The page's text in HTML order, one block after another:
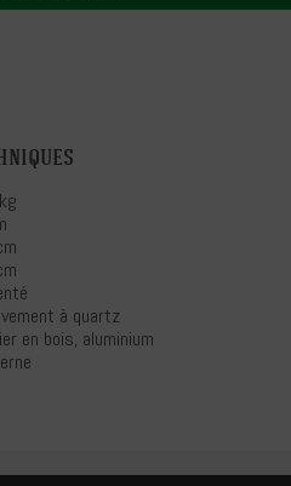
à quartz
en bois, aluminium